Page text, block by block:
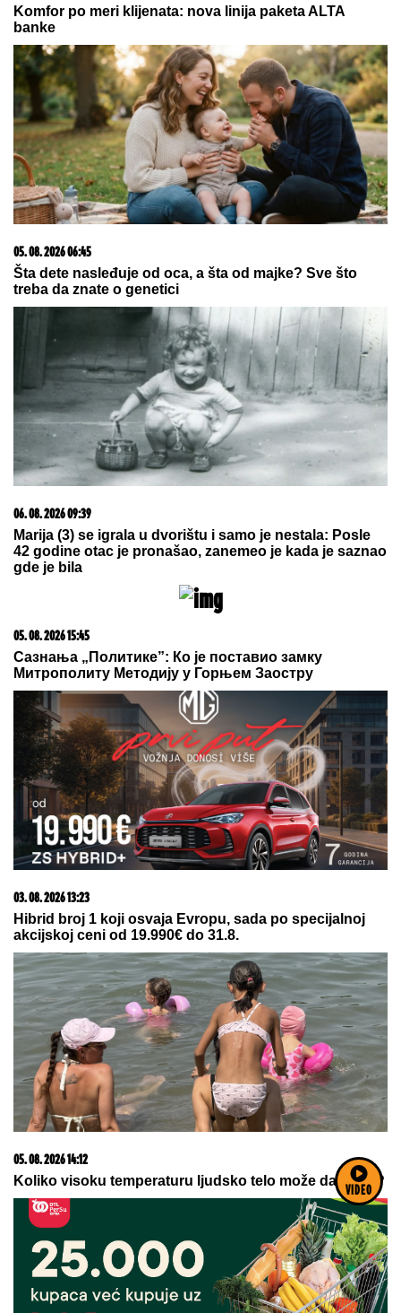
VIDEO
Komfor po meri klijenata: nova linija paketa ALTA
banke
05. 08. 2026 06:45
Šta dete nasleđuje od oca, a šta od majke? Sve što
treba da znate o genetici
06. 08. 2026 09:39
Marija (3) se igrala u dvorištu i samo je nestala: Posle
42 godine otac je pronašao, zanemeo je kada je saznao
gde je bila
05. 08. 2026 15:45
Сазнања „Политике”: Ко је поставио замку
Митрополиту Методију у Горњем Заостру
03. 08. 2026 13:23
Hibrid broj 1 koji osvaja Evropu, sada po specijalnoj
akcijskoj ceni od 19.990€ do 31.8.
05. 08. 2026 14:12
Koliko visoku temperaturu ljudsko telo može da izdrži?